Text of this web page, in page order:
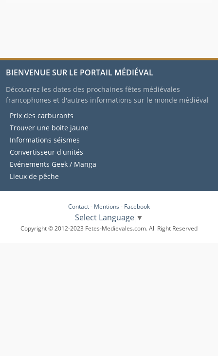
BIENVENUE SUR LE PORTAIL MÉDIÉVAL
Découvrez les dates des prochaines fêtes médiévales
francophones et d'autres informations sur le monde médiéval
Prix des carburants
Trouver une boite jaune
Informations séismes
Convertisseur d'unités
Evénements Geek / Manga
Lieux de pêche
Contact- Mentions - Facebook
Select Language ▼
Copyright © 2012-2023 Fetes-Medievales.com. All Right Reserved